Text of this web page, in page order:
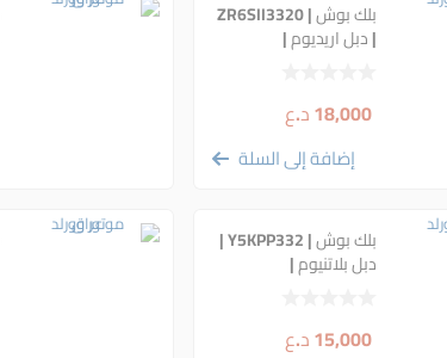
بلك بوش | ZR6SII3320
| دبل اريديوم |
18,000د.ع
إضافة إلى السلة
بلك بوش | Y5KPP332 |
دبل بلاتنيوم |
15,000د.ع